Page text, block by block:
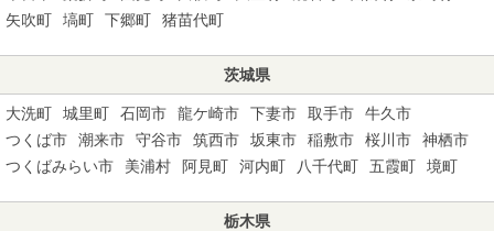
矢吹町
塙町 下郷町 猪苗代町
茨城県
大洗町 城里町 石岡市 龍ケ崎市 下妻市 取手市
牛久市
つくば市
潮来市 守谷市 筑西市 坂東市 稲敷市 桜川市
神栖市
つくばみらい市
美浦村 阿見町 河内町 八千代町 五霞町 境町
栃木県